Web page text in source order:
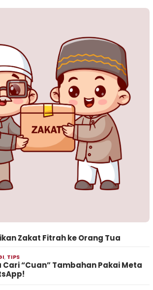
Zakat Fitrah ke Orang Tua
, TIPS
Cari “Cuan” Tambahan Pakai Meta